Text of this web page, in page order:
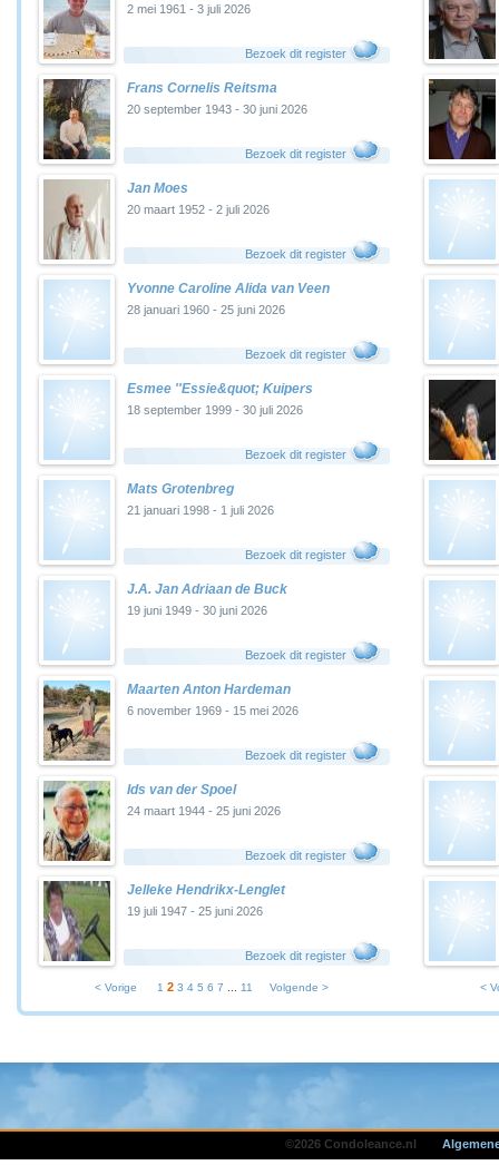
2 mei 1961 - 3 juli 2026
Bezoek dit register
Frans Cornelis Reitsma
20 september 1943 - 30 juni 2026
Bezoek dit register
Jan Moes
20 maart 1952 - 2 juli 2026
Bezoek dit register
Yvonne Caroline Alida van Veen
28 januari 1960 - 25 juni 2026
Bezoek dit register
Esmee ''Essie&quot; Kuipers
18 september 1999 - 30 juli 2026
Bezoek dit register
Mats Grotenbreg
21 januari 1998 - 1 juli 2026
Bezoek dit register
J.A. Jan Adriaan de Buck
19 juni 1949 - 30 juni 2026
Bezoek dit register
Maarten Anton Hardeman
6 november 1969 - 15 mei 2026
Bezoek dit register
Ids van der Spoel
24 maart 1944 - 25 juni 2026
Bezoek dit register
Jelleke Hendrikx-Lenglet
19 juli 1947 - 25 juni 2026
Bezoek dit register
< Vorige 1 2 3 4 5 6 7 11 Volgende > <
©2026 Condoleance.nl